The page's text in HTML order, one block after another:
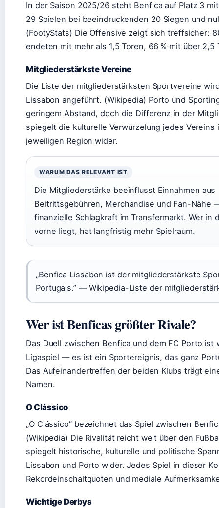
In der Saison 2025/26 steht Benfica auf Platz 3
29 Spielen bei beeindruckenden 20 Siegen und
(FootyStats) Die Offensive zeigt sich treffsicher:
endeten mit mehr als 1,5 Toren, 66 % mit über 2,5
Mitgliederstärkste Vereine
Die Liste der mitgliederstärksten Sportvereine
Lissabon angeführt. (Wikipedia) Porto und
geringem Abstand, doch die Differenz in der
spiegelt die kulturelle Verwurzelung jedes Vereins
jeweiligen Region wider.
WARUM DAS RELEVANT IST
Die Mitgliederstärke beeinflusst Einnahmen aus
Beitrittsgebühren, Merchandise und Fan-Nähe
finanzielle Schlagkraft im Transfermarkt. Wer in
vorne liegt, hat langfristig mehr Spielraum.
„Benfica Lissabon ist der mitgliederstärkste
Portugals.” — Wikipedia-Liste der
Wer ist Benficas größter Rivale?
Das Duell zwischen Benfica und dem FC Porto ist
Ligaspiel — es ist ein Sportereignis, das ganz
Das Aufeinandertreffen der beiden Klubs trägt
Namen.
O Clássico
„O Clássico” bezeichnet das Spiel zwischen
(Wikipedia) Die Rivalität reicht weit über den
spiegelt historische, kulturelle und politische
Lissabon und Porto wider. Jedes Spiel in dieser
Rekordeinschaltquoten und mediale
Wichtige Derbys